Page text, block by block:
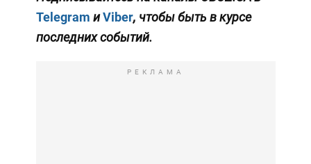
Telegram иViber, чтобы быть в курсе
последних событий.
РЕКЛАМА